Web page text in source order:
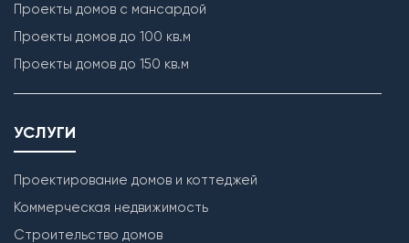
Проекты домов с мансардой
Проекты домов до 100 кв.м
Проекты домов до 150 кв.м
УСЛУГИ
Проектирование домов и коттеджей
Коммерческая недвижимость
Строительство домов